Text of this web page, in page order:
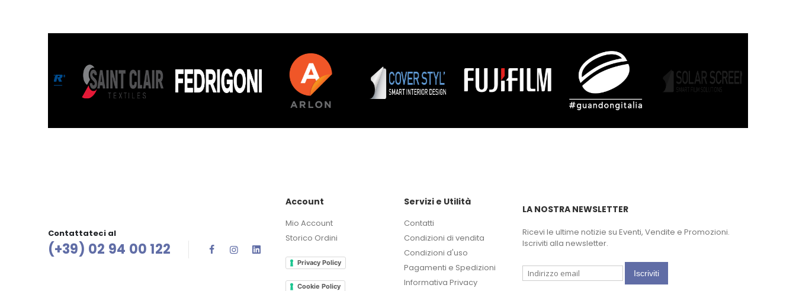
Contattateci al
(+39) 02 94 00 122
Account
Mio Account
Storico Ordini
Privacy Policy
Cookie Policy
Servizi e Utilità
Contatti
Condizioni di vendita
Condizioni d'uso
Pagamenti e Spedizioni
Informativa Privacy
LA NOSTRA NEWSLETTER
Ricevi le ultime notizie su Eventi, Vendite e Promozioni.
Iscriviti alla newsletter.
Iscriviti